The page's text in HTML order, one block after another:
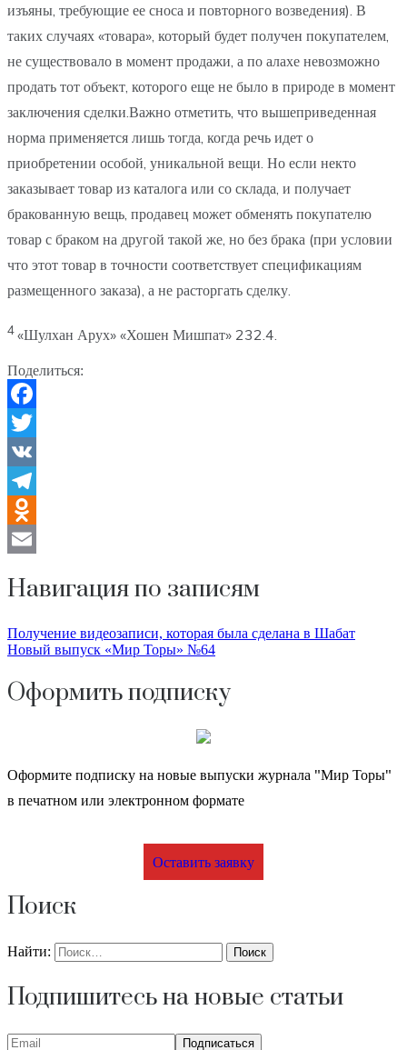
изъяны, требующие ее сноса и повторного возведения). В
таких случаях «товара», который будет получен покупателем,
не существовало в момент продажи, а по алахе невозможно
продать тот объект, которого еще не было в природе в момент
заключения сделки.Важно отметить, что вышеприведенная
норма применяется лишь тогда, когда речь идет о
приобретении особой, уникальной вещи. Но если некто
заказывает товар из каталога или со склада, и получает
бракованную вещь, продавец может обменять покупателю
товар с браком на другой такой же, но без брака (при условии
что этот товар в точности соответствует спецификациям
размещенного заказа), а не расторгать сделку.
4«Шулхан Арух» «Хошен Мишпат» 232.4.
Поделиться:
Facebook
Twitter
VK
Telegram
Odnoklassniki
Навигация по записям
Получение видеозаписи, которая была сделана в Шабат
Новый выпуск «Мир Торы» №64
Оформить подписку
Оформите подписку на новые выпуски журнала "Мир Торы"
в печатном или электронном формате
Оставить заявку
Поиск
Найти:
Подпишитесь на новые статьи